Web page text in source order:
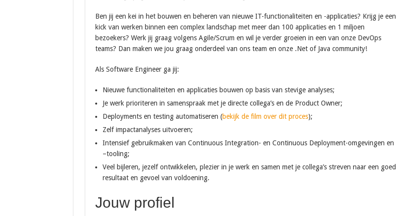
Ben jij een kei in het bouwen en beheren van nieuwe IT-functionaliteiten en -applicaties? Krijg je een
kick van werken binnen een complex landschap met meer dan 100 applicaties en 1 miljoen
bezoekers? Werk jij graag volgens Agile/Scrum en wil je verder groeien in een van onze DevOps
teams? Dan maken we jou graag onderdeel van ons team en onze .Net of Java community!
Als Software Engineer ga jij:
Nieuwe functionaliteiten en applicaties bouwen op basis van stevige analyses;
Je werk prioriteren in samenspraak met je directe collega’s en de Product Owner;
Deployments en testing automatiseren (bekijk de film over dit proces);
Zelf impactanalyses uitvoeren;
Intensief gebruikmaken van Continuous Integration- en Continuous Deployment-omgevingen en
–tooling;
Veel bijleren, jezelf ontwikkelen, plezier in je werk en samen met je collega’s streven naar een goed
resultaat en gevoel van voldoening.
Jouw profiel